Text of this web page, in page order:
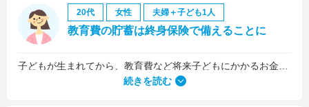
20代 女性 夫婦＋子ども1人
教育費の貯蓄は終身保険で備えることに
続きを読む